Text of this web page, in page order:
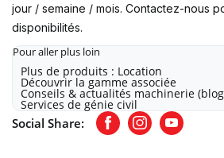
jour / semaine / mois. Contactez-nous
disponibilités.
Pour aller plus loin
Plus de produits : Location
Découvrir la gamme associée
Conseils & actualités machinerie
Services de génie civil
Social Share: FacebookInstagramYoutube